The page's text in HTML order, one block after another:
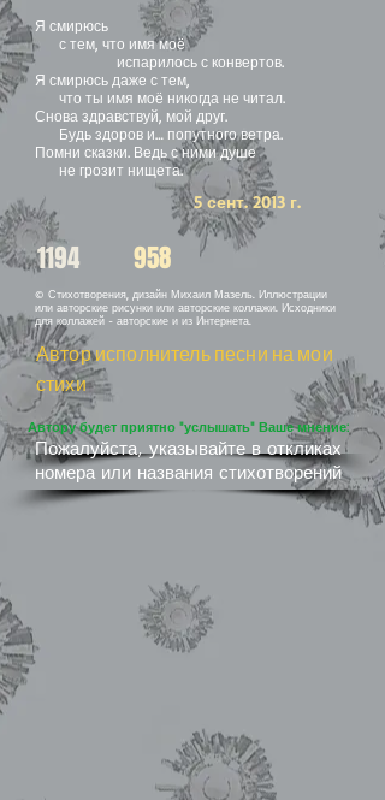
Я смирюсь
с тем, что имя моё
испарилось с конвертов.
Я смирюсь даже с тем,
что ты имя моё никогда не читал.
Снова здравствуй, мой друг.
Будь здоров и… попутного ветра.
Помни сказки. Ведь с ними душе
не грозит нищета.
5 сент. 2013 г.
1194 958
© Стихотворения, дизайн Михаил Мазель. Иллюстрации
или авторские рисунки или авторские коллажи. Исходники
для коллажей - авторские и из Интернета.
Автор исполнитель песни на мои
стихи
Автору будет приятно "услышать" Ваше мнение:
Пожалуйста, указывайте в откликах
номера или названия стихотворений